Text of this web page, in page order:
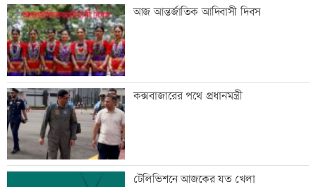
আজ আন্তর্জাতিক আদিবাসী দিবস
কক্সবাজারের পথে প্রধানমন্ত্রী
টেলিভিশনে আজকের যত খেলা